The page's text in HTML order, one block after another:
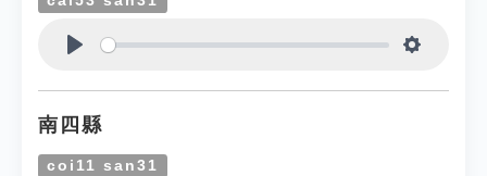
南四縣
coi11 san31